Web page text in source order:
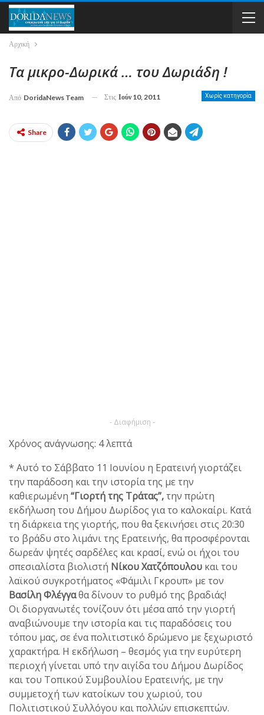
Αρχική
Τα μικρο-Δωρικά … του Δωριάδη !
Χωρίς κατηγορία
Από DoridaNews Team Στις Ιούν 10, 2011
Share
- Διαφήμιση -
Χρόνος ανάγνωσης: 4 λεπτά
* Αυτό το Σάββατο 11 Ιουνίου η Ερατεινή γιορτάζει
την παράδοση και την ιστορία της με την
καθιερωμένη “Γιορτή της Τράτας”,την πρώτη
εκδήλωση του Δήμου Δωρίδος για το καλοκαίρι. Κατά
τη διάρκεια της γιορτής, που θα ξεκινήσει στις 20:30
το βράδυ στο λιμάνι της Ερατεινής, θα προσφέρονται
δωρεάν ψητές σαρδέλες και κρασί, ενώ οι ήχοι του
σπεσιαλίστα βιολιστή Νίκου Χατζόπουλου και του
λαϊκού συγκροτήματος «Φάμιλι Γκρουπ» με τον
Βασίλη Φλέγγαθα δίνουν το ρυθμό της βραδιάς!
Οι διοργανωτές τονίζουν ότι μέσα από την γιορτή
αναβιώνουμε την ιστορία και τις παραδόσεις του
τόπου μας, σε ένα πολιτιστικό δρώμενο με ξεχωριστό
χαρακτήρα. Η εκδήλωση – θεσμός για την ευρύτερη
περιοχή γίνεται υπό την αιγίδα του Δήμου Δωρίδος
και του Τοπικού Συμβουλίου Ερατεινής, με την
συμμετοχή των κατοίκων του χωριού, του
Πολιτιστικού Συλλόγου και πολλών επισκεπτών.